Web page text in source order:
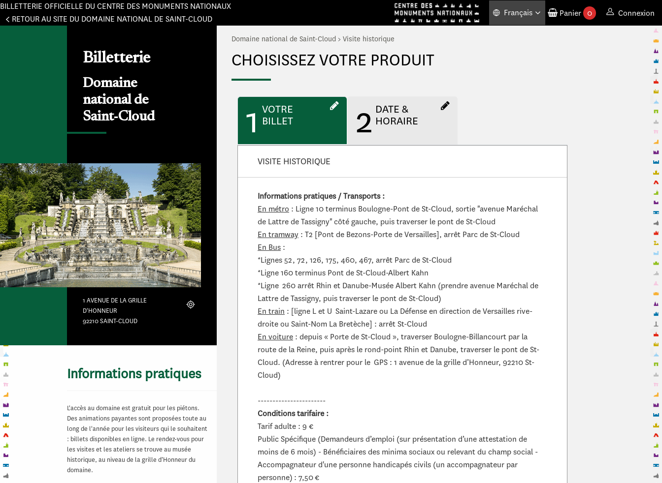
BILLETTERIE OFFICIELLE DU CENTRE DES MONUMENTS NATIONAUX
RETOUR AU SITE DU DOMAINE NATIONAL DE SAINT-CLOUD
Français Panier 0 Connexion
Billetterie
Domaine
national de
Saint-Cloud
1 AVENUE DE LA GRILLE
D'HONNEUR
92210 SAINT-CLOUD
Localiser
Informations pratiques
L'accès au domaine est gratuit pour les piétons.
Des animations payantes sont proposées toute au
long de l'année pour les visiteurs qui le souhaitent
: billets disponibles en ligne. Le rendez-vous pour
les visites et les ateliers se trouve au musée
historique, au niveau de la grille d’Honneur du
domaine.
Domaine national de Saint-Cloud > Visite historique
CHOISISSEZ VOTRE PRODUIT
1 VOTRE
BILLET
2 DATE &
HORAIRE
VISITE HISTORIQUE
Informations pratiques / Transports :
En métro : Ligne 10 terminus Boulogne-Pont de St-Cloud, sortie "avenue Maréchal
de Lattre de Tassigny" côté gauche, puis traverser le pont de St-Cloud
En tramway : T2 [Pont de Bezons-Porte de Versailles], arrêt Parc de St-Cloud
En Bus :
*Lignes 52, 72, 126, 175, 460, 467, arrêt Parc de St-Cloud
*Ligne 160 terminus Pont de St-Cloud-Albert Kahn
*Ligne 260 arrêt Rhin et Danube-Musée Albert Kahn (prendre avenue Maréchal de
Lattre de Tassigny, puis traverser le pont de St-Cloud)
En train : [ligne L et U Saint-Lazare ou La Défense en direction de Versailles rive-
droite ou Saint-Nom La Bretèche] : arrêt St-Cloud
En voiture : depuis « Porte de St-Cloud », traverser Boulogne-Billancourt par la
route de la Reine, puis après le rond-point Rhin et Danube, traverser le pont de St-
Cloud. (Adresse à rentrer pour le GPS : 1 avenue de la grille d’Honneur, 92210 St-
Cloud)
-----------------------
Conditions tarifaire :
Tarif adulte : 9 €
Public Spécifique (Demandeurs d’emploi (sur présentation d’une attestation de
moins de 6 mois) - Bénéficiaires des minima sociaux ou relevant du champ social -
Accompagnateur d'une personne handicapés civils (un accompagnateur par
personne) : 7,50 €
Panneau de gestion des cookies